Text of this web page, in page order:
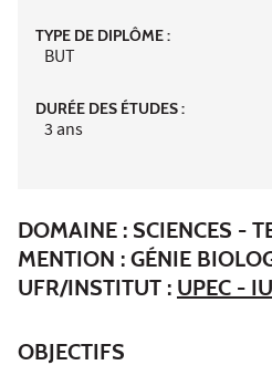
TYPE DE DIPLÔME :
BUT
DURÉE DES ÉTUDES :
3 ans
DOMAINE : SCIENCES -
MENTION : GÉNIE
UFR/INSTITUT : UPEC -
OBJECTIFS